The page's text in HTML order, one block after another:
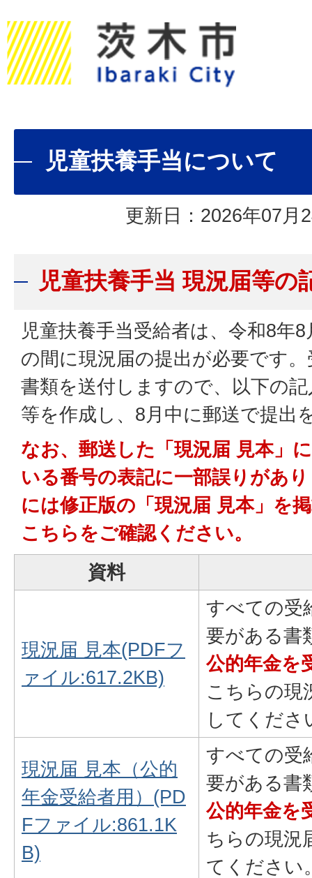
児童扶養手当について
更新日：2026年07月
児童扶養手当 現況届等の
児童扶養手当受給者は、令和8年
の間に現況届の提出が必要です
書類を送付しますので、以下の
等を作成し、8月中に郵送で提出
なお、郵送した「現況届 見本」
いる番号の表記に一部誤りがあ
には修正版の「現況届 見本」を
こちらをご確認ください。
資料
現況届 見本(PDFフ
ァイル:617.2KB)
すべての受
要がある書
公的年金を
こちらの現
してくださ
現況届 見本（公的
年金受給者用）(PD
Fファイル:861.1K
B)
すべての受
要がある書
公的年金を
ちらの現況
てください